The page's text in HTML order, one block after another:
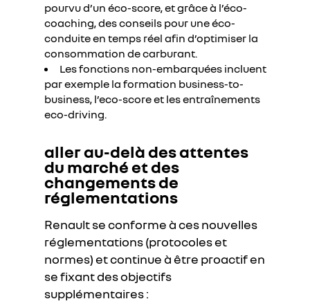
pourvu d’un éco-score, et grâce à l’éco-
coaching, des conseils pour une éco-
conduite en temps réel afin d’optimiser la
consommation de carburant.
Les fonctions non-embarquées incluent
par exemple la formation business-to-
business, l’eco-score et les entraînements
eco-driving.
aller au-delà des attentes
du marché et des
changements de
réglementations
Renault se conforme à ces nouvelles
réglementations (protocoles et
normes) et continue à être proactif en
se fixant des objectifs
supplémentaires :